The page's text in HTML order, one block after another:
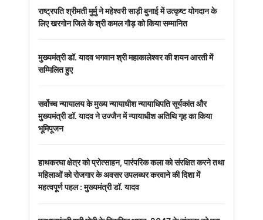
राष्ट्रपति श्रीमती मुर्मु ने महेश्वरी साड़ी बुनाई में उत्कृष्ट योगदान के
लिए खरगोन जिले के श्री कमल गौड़ को किया सम्मानित
मुख्यमंत्री डॉ. यादव भगवान श्री महाकालेश्‍वर की शयन आरती में
सम्मिलित हुए
सर्वोच्च न्यायालय के मुख्‍य न्‍यायाधीश न्यायाधिपति सूर्यकांत और
मुख्यमंत्री डॉ. यादव ने उज्जैन में न्यायाधीश अतिथि गृह का किया
भूमिपूजन
हाथकरघा क्षेत्र को प्रोत्साहन, पारंपरिक कला को संरक्षित करने तथा
महिलाओं को रोजगार के अवसर उपलब्धर करवाने की दिशा में
महत्वपूर्ण पहल : मुख्यमंत्री डॉ. यादव